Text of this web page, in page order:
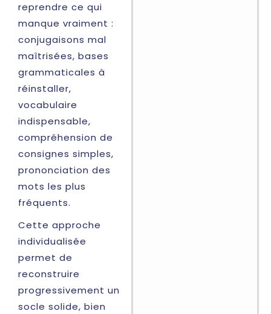
reprendre ce qui
manque vraiment :
conjugaisons mal
maîtrisées, bases
grammaticales à
réinstaller,
vocabulaire
indispensable,
compréhension de
consignes simples,
prononciation des
mots les plus
fréquents.
Cette approche
individualisée
permet de
reconstruire
progressivement un
socle solide, bien